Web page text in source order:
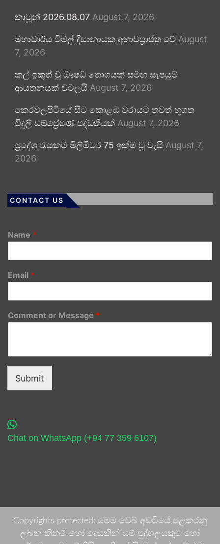
කාටූන් 2026.08.07 August 7, 2026
මහාචාර්ය විමල් දිසානායක අභාවප්‍රාප්ත වේ August
7, 2026
කල් ඉකුත් වූ ඖෂධ තොගයක් සමඟ සැපයුම්
ආයතනයක් වටලයි August 7, 2026
කෙරවලපිටියේ සිට කොළඹ වරායට තවත් භූගත
විදුලි සම්ප්‍රේෂණ පද්ධතියක් August 7, 2026
ප්‍රදේශ රැසකට මිලිමීටර 75 ඉක්ම වූ වැසි August 7,
2026
CONTACT US
Name *
Email *
Comment or Message *
Submit
Chat on WhatsApp (+94 77 359 6107)
Copyrights protected: මෙම වෙබ් අඩවියේ පළකරනු
ලබන කිනම් හෝ දෙයකින් යම් පුද්ගලයකුට හෝ